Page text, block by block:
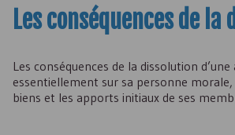
Les conséquences de
Les conséquences de la dissolution
essentiellement sur sa personne morale,
biens et les apports initiaux de ses